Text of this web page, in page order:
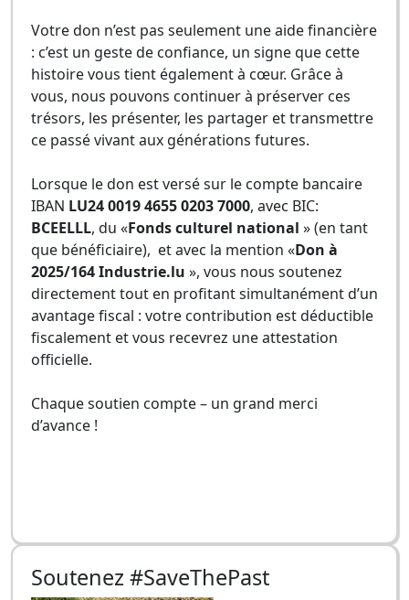
Votre don n’est pas seulement une aide financière
: c’est un geste de confiance, un signe que cette
histoire vous tient également à cœur. Grâce à
vous, nous pouvons continuer à préserver ces
trésors, les présenter, les partager et transmettre
ce passé vivant aux générations futures.
Lorsque le don est versé sur le compte bancaire
IBAN LU24 0019 4655 0203 7000, avec BIC:
BCEELLL, du «Fonds culturel national » (en tant
que bénéficiaire), et avec la mention «Don à
2025/164 Industrie.lu », vous nous soutenez
directement tout en profitant simultanément d’un
avantage fiscal : votre contribution est déductible
fiscalement et vous recevrez une attestation
officielle.
Chaque soutien compte – un grand merci
d’avance !
Soutenez #SaveThePast